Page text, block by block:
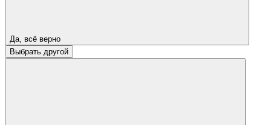
Да, всё верно
Выбрать другой